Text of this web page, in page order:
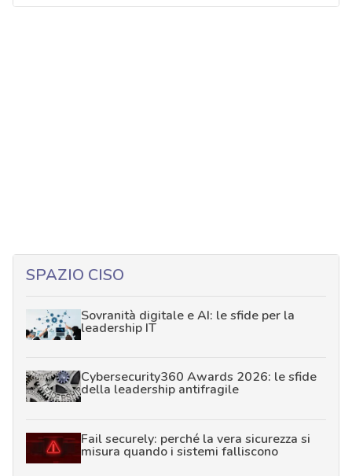
SPAZIO CISO
Sovranità digitale e AI: le sfide per la
leadership IT
Cybersecurity360 Awards 2026: le sfide
della leadership antifragile
Fail securely: perché la vera sicurezza si
misura quando i sistemi falliscono